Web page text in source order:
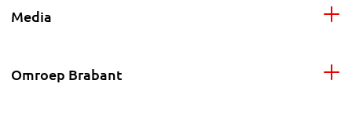
Media
Omroep Brabant